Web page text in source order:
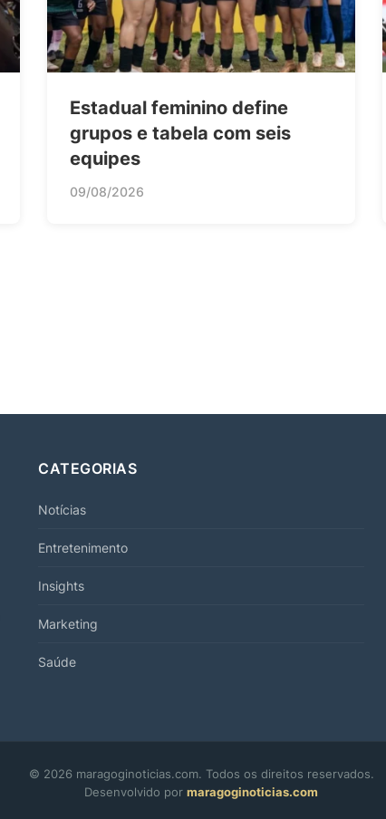
Estadual feminino define
grupos e tabela com seis
equipes
09/08/2026
CATEGORIAS
Notícias
Entretenimento
Insights
Marketing
Saúde
© 2026 maragoginoticias.com. Todos os direitos reservados.
Desenvolvido por maragoginoticias.com